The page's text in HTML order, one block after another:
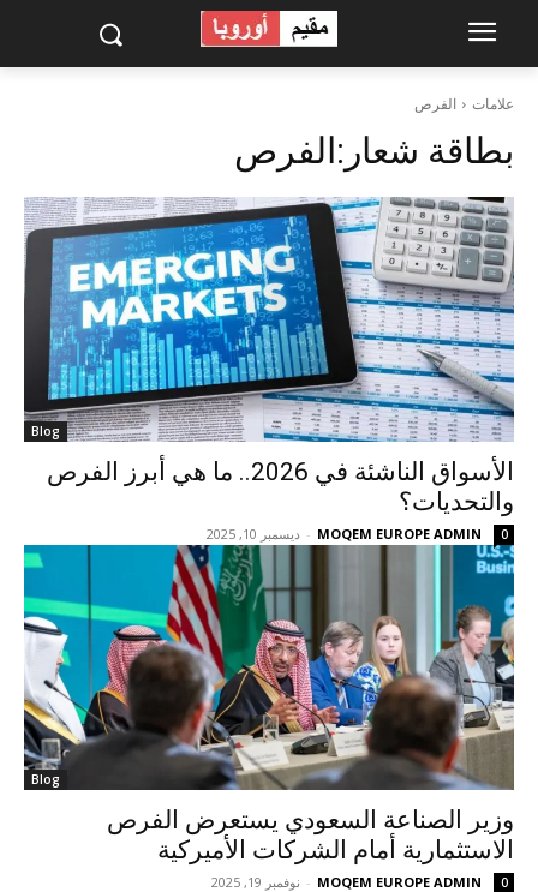
علامات الفرص
بطاقة شعار:الفرص
Blog
الأسواق الناشئة في 2026.. ما هي أبرز الفرص
والتحديات؟
MOQEM EUROPE ADMIN
- ديسمبر 10, 2025 0
Blog
وزير الصناعة السعودي يستعرض الفرص
الاستثمارية أمام الشركات الأميركية
MOQEM EUROPE ADMIN
- نوفمبر 19, 2025 0